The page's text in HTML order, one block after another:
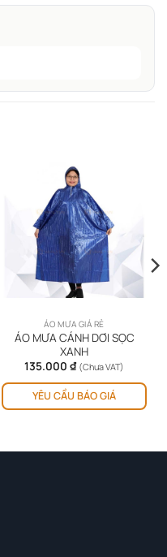
ÁO MƯA GIÁ RẺ
ÁO MƯA CÁNH DƠI SỌC
XANH
135.000 ₫ (Chưa VAT)
YÊU CẦU BÁO GIÁ